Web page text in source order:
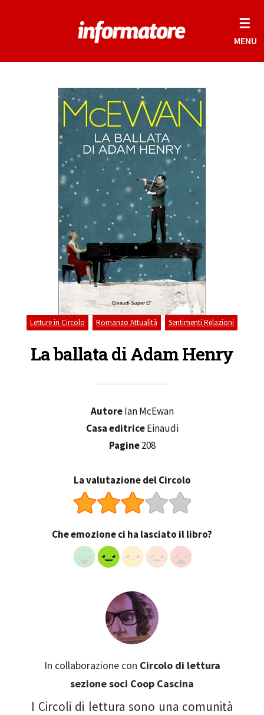
☰
MENU
Letture in Circolo Romanzo Attualità Sentimenti Relazioni
La ballata di Adam Henry
AutoreIan McEwan
Casa editriceEinaudi
Pagine208
La valutazione del Circolo
Che emozione ci ha lasciato il libro?
In collaborazione con Circolo di lettura
sezione soci Coop Cascina
I Circoli di lettura sono una comunità